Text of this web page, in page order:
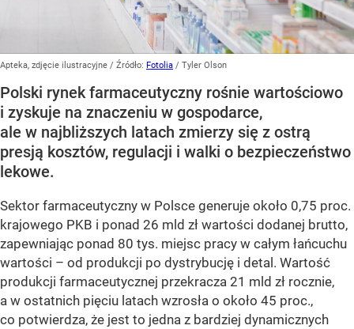
Apteka, zdjęcie ilustracyjne / Źródło: Fotolia / Tyler Olson
Polski rynek farmaceutyczny rośnie wartościowo
i zyskuje na znaczeniu w gospodarce,
ale w najbliższych latach zmierzy się z ostrą
presją kosztów, regulacji i walki o bezpieczeństwo
lekowe.
Sektor farmaceutyczny w Polsce generuje około 0,75 proc.
krajowego PKB i ponad 26 mld zł wartości dodanej brutto,
zapewniając ponad 80 tys. miejsc pracy w całym łańcuchu
wartości – od produkcji po dystrybucję i detal. Wartość
produkcji farmaceutycznej przekracza 21 mld zł rocznie,
a w ostatnich pięciu latach wzrosła o około 45 proc.,
co potwierdza, że jest to jedna z bardziej dynamicznych